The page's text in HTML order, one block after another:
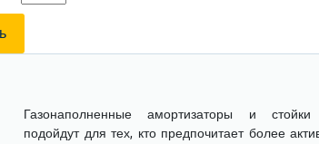
Газонаполненные амортизаторы и стойки
подойдут для тех, кто предпочитает более